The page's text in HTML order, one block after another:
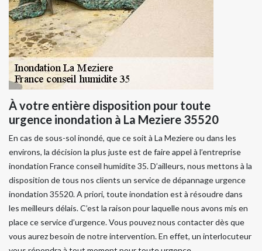
À votre entière disposition pour toute
urgence inondation à La Meziere 35520
En cas de sous-sol inondé, que ce soit à La Meziere ou dans les
environs, la décision la plus juste est de faire appel à l’entreprise
inondation France conseil humidite 35. D’ailleurs, nous mettons à la
disposition de tous nos clients un service de dépannage urgence
inondation 35520. A priori, toute inondation est à résoudre dans
les meilleurs délais. C’est la raison pour laquelle nous avons mis en
place ce service d’urgence. Vous pouvez nous contacter dès que
vous aurez besoin de notre intervention. En effet, un interlocuteur